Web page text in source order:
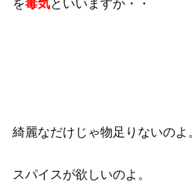
を毒気といいますか・・
綺麗なだけじゃ物足りないのよ。
スパイスが欲しいのよ。